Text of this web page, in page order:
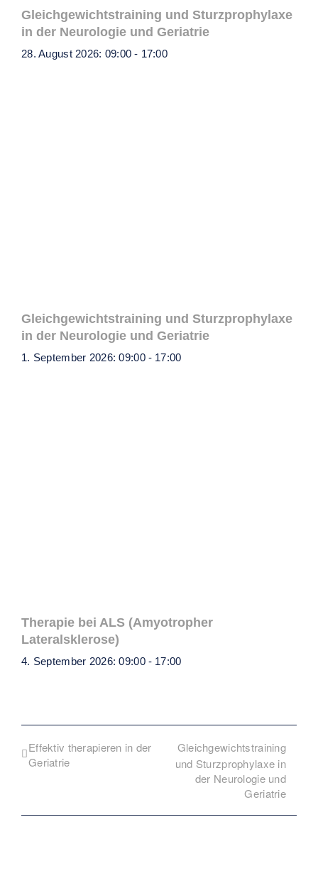
Gleichgewichtstraining und Sturzprophylaxe
in der Neurologie und Geriatrie
28. August 2026: 09:00 - 17:00
Gleichgewichtstraining und Sturzprophylaxe
in der Neurologie und Geriatrie
1. September 2026: 09:00 - 17:00
Therapie bei ALS (Amyotropher
Lateralsklerose)
4. September 2026: 09:00 - 17:00
Effektiv therapieren in der
Geriatrie
Gleichgewichtstraining
und Sturzprophylaxe in
der Neurologie und
Geriatrie